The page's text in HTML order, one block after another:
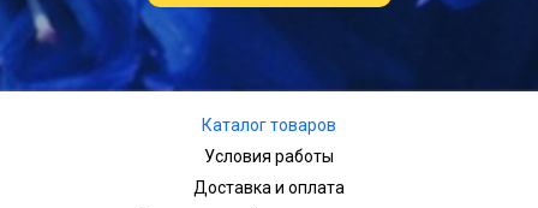
Каталог товаров
Условия работы
Доставка и оплата